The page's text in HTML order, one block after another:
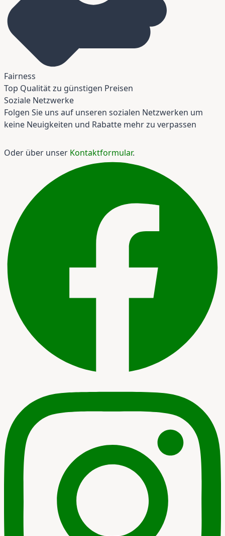
Fairness
Top Qualität zu günstigen Preisen
Soziale Netzwerke
Folgen Sie uns auf unseren sozialen Netzwerken um
keine Neuigkeiten und Rabatte mehr zu verpassen
Oder über unser Kontaktformular.